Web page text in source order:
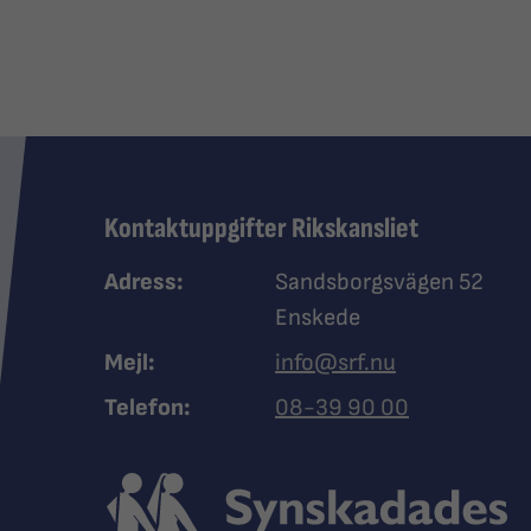
Kontaktuppgifter Rikskansliet
Adress:
Sandsborgsvägen 52
Enskede
Mejl:
info@srf.nu
Telefon:
Ring Synskadades
08-39 90 00